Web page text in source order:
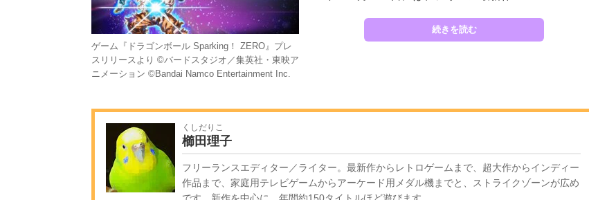
ゲーム『ドラゴンボール Sparking！ ZERO』プレ
スリリースより ©バードスタジオ／集英社・東映ア
ニメーション ©Bandai Namco Entertainment Inc.
続きを読む
くしだりこ
櫛田理子
フリーランスエディター／ライター。最新作からレトロゲームまで、超大作からインディー
作品まで、家庭用テレビゲームからアーケード用メダル機までと、ストライクゾーンが広め
です。新作を中心に、年間約150タイトルほど遊びます。